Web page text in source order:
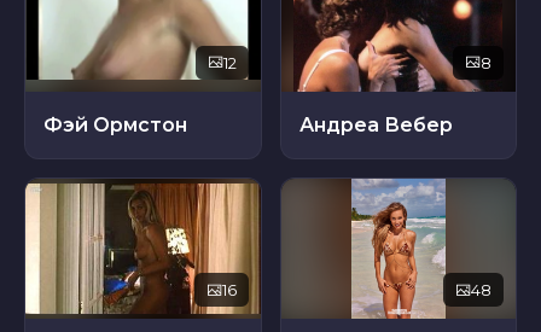
12
Фэй Ормстон
8
Андреа Вебер
16 48